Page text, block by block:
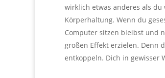
wirklich etwas anderes als du
Körperhaltung. Wenn du
Computer sitzen bleibst und
großen Effekt erzielen. Denn
entkoppeln. Dich in gewisser